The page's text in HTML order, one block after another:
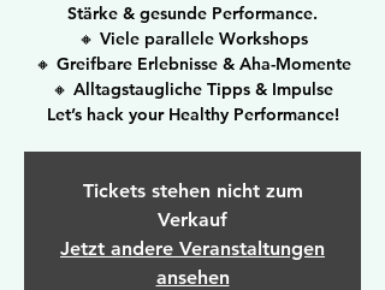
Stärke & gesunde Performance.
🔸 Viele parallele Workshops
🔸 Greifbare Erlebnisse & Aha-Momente
🔸 Alltagstaugliche Tipps & Impulse
Let’s hack your Healthy Performance!
Tickets stehen nicht zum
Verkauf
Jetzt andere Veranstaltungen
ansehen